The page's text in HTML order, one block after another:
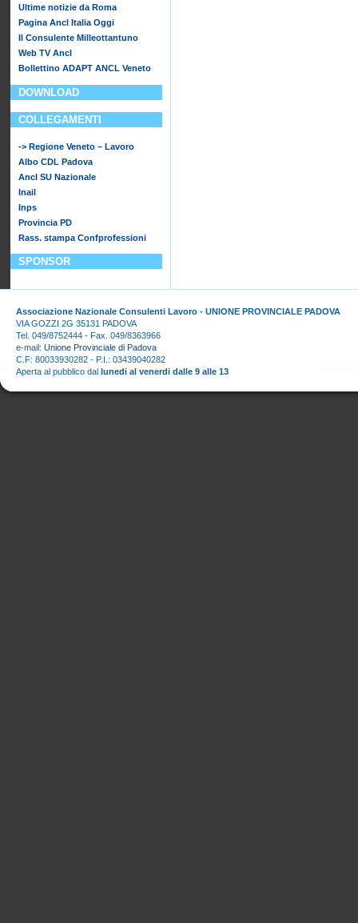
Ultime notizie da Roma
Pagina Ancl Italia Oggi
Il Consulente Milleottantuno
Web TV Ancl
Bollettino ADAPT ANCL Veneto
DOWNLOAD
COLLEGAMENTI
-> Regione Veneto – Lavoro
Albo CDL Padova
Ancl SU Nazionale
Inail
Inps
Provincia PD
Rass. stampa Confprofessioni
SPONSOR
Associazione Nazionale Consulenti Lavoro - UNIONE PROVINCIALE PADOVA
VIA GOZZI 2G 35131 PADOVA
Tel. 049/8752444 - Fax. 049/8363966
e-mail: Unione Provinciale di Padova
C.F: 80033930282 - P.I.: 03439040282
Aperta al pubblico dal lunedi al venerdi dalle 9 alle 13